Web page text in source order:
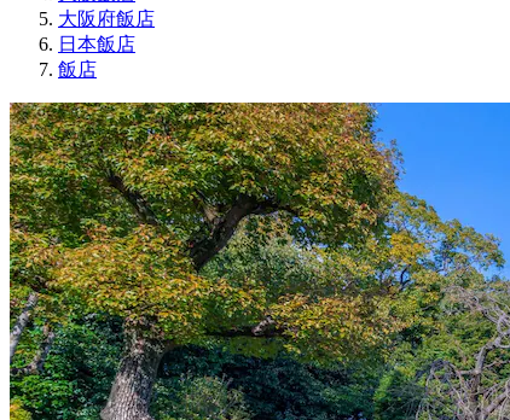
大阪府飯店
日本飯店
飯店